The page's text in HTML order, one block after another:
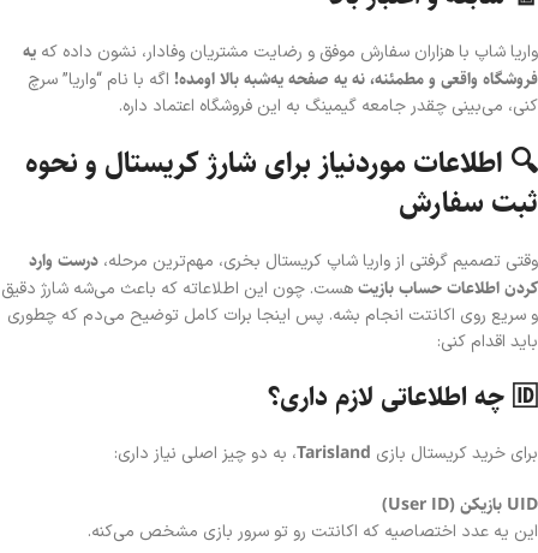
واریا شاپ با هزاران سفارش موفق و رضایت مشتریان وفادار، نشون داده که یه
فروشگاه واقعی و مطمئنه، نه یه صفحه یه‌شبه بالا اومده! اگه با نام “واریا” سرچ
کنی، می‌بینی چقدر جامعه گیمینگ به این فروشگاه اعتماد داره.
🔍 اطلاعات موردنیاز برای شارژ کریستال و نحوه
ثبت سفارش
وقتی تصمیم گرفتی از واریا شاپ کریستال بخری، مهم‌ترین مرحله، درست وارد
کردن اطلاعات حساب بازیتهست. چون این اطلاعاته که باعث می‌شه شارژ دقیق
و سریع روی اکانتت انجام بشه. پس اینجا برات کامل توضیح می‌دم که چطوری
باید اقدام کنی:
🆔 چه اطلاعاتی لازم داری؟
برای خرید کریستال بازی Tarisland، به دو چیز اصلی نیاز داری:
UID بازیکن (User ID)
این یه عدد اختصاصیه که اکانتت رو تو سرور بازی مشخص می‌کنه.